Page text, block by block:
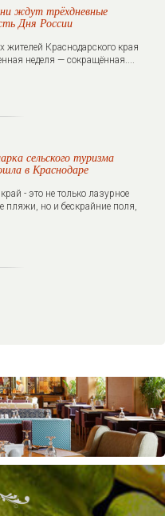
ждут трёхдневные
Дня России
жителей Краснодарского края
неделя — сокращённая....
сельского туризма
в Краснодаре
- это не только лазурное
пляжи, но и бескрайние поля,